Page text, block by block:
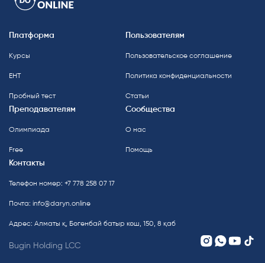
Платформа
Курсы
ЕНТ
Пробный тест
Пользователям
Пользовательское соглашение
Политика конфиденциальности
Статьи
Преподавателям
Олимпиада
Free
Сообщества
О нас
Помощь
Контакты
Телефон номер: +7 778 258 07 17
Почта: info@daryn.online
Адрес: Алматы қ, Бөгенбай батыр көш, 150, 8 қаб
Bugin Holding LCC